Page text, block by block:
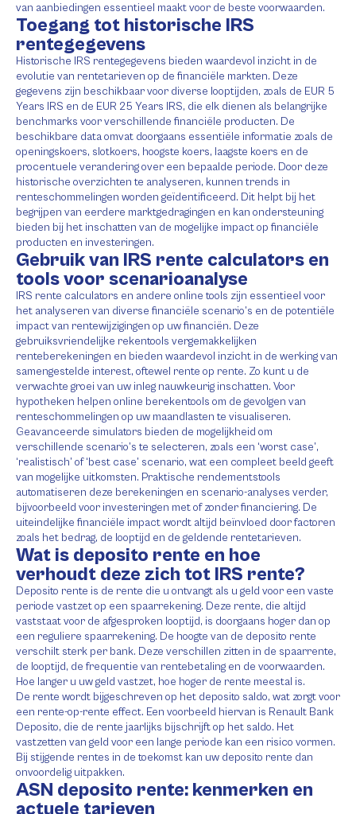
van aanbiedingen essentieel maakt voor de beste voorwaarden.
Toegang tot historische IRS
rentegegevens
Historische IRS rentegegevens bieden waardevol inzicht in de
evolutie van rentetarieven op de financiële markten. Deze
gegevens zijn beschikbaar voor diverse looptijden, zoals de EUR 5
Years IRS en de EUR 25 Years IRS, die elk dienen als belangrijke
benchmarks voor verschillende financiële producten. De
beschikbare data omvat doorgaans essentiële informatie zoals de
openingskoers, slotkoers, hoogste koers, laagste koers en de
procentuele verandering over een bepaalde periode. Door deze
historische overzichten te analyseren, kunnen trends in
renteschommelingen worden geïdentificeerd. Dit helpt bij het
begrijpen van eerdere marktgedragingen en kan ondersteuning
bieden bij het inschatten van de mogelijke impact op financiële
producten en investeringen.
Gebruik van IRS rente calculators en
tools voor scenarioanalyse
IRS rente calculators en andere online tools zijn essentieel voor
het analyseren van diverse financiële scenario’s en de potentiële
impact van rentewijzigingen op uw financiën. Deze
gebruiksvriendelijke rekentools vergemakkelijken
renteberekeningen en bieden waardevol inzicht in de werking van
samengestelde interest, oftewel rente op rente. Zo kunt u de
verwachte groei van uw inleg nauwkeurig inschatten. Voor
hypotheken helpen online berekentools om de gevolgen van
renteschommelingen op uw maandlasten te visualiseren.
Geavanceerde simulators bieden de mogelijkheid om
verschillende scenario’s te selecteren, zoals een ‘worst case’,
‘realistisch’ of ‘best case’ scenario, wat een compleet beeld geeft
van mogelijke uitkomsten. Praktische rendementstools
automatiseren deze berekeningen en scenario-analyses verder,
bijvoorbeeld voor investeringen met of zonder financiering. De
uiteindelijke financiële impact wordt altijd beïnvloed door factoren
zoals het bedrag, de looptijd en de geldende rentetarieven.
Wat is deposito rente en hoe
verhoudt deze zich tot IRS rente?
Deposito rente is de rente die u ontvangt als u geld voor een vaste
periode vastzet op een spaarrekening. Deze rente, die altijd
vaststaat voor de afgesproken looptijd, is doorgaans hoger dan op
een reguliere spaarrekening. De hoogte van de deposito rente
verschilt sterk per bank. Deze verschillen zitten in de spaarrente,
de looptijd, de frequentie van rentebetaling en de voorwaarden.
Hoe langer u uw geld vastzet, hoe hoger de rente meestal is.
De rente wordt bijgeschreven op het deposito saldo, wat zorgt voor
een rente-op-rente effect. Een voorbeeld hiervan is Renault Bank
Deposito, die de rente jaarlijks bijschrijft op het saldo. Het
vastzetten van geld voor een lange periode kan een risico vormen.
Bij stijgende rentes in de toekomst kan uw deposito rente dan
onvoordelig uitpakken.
ASN deposito rente: kenmerken en
actuele tarieven